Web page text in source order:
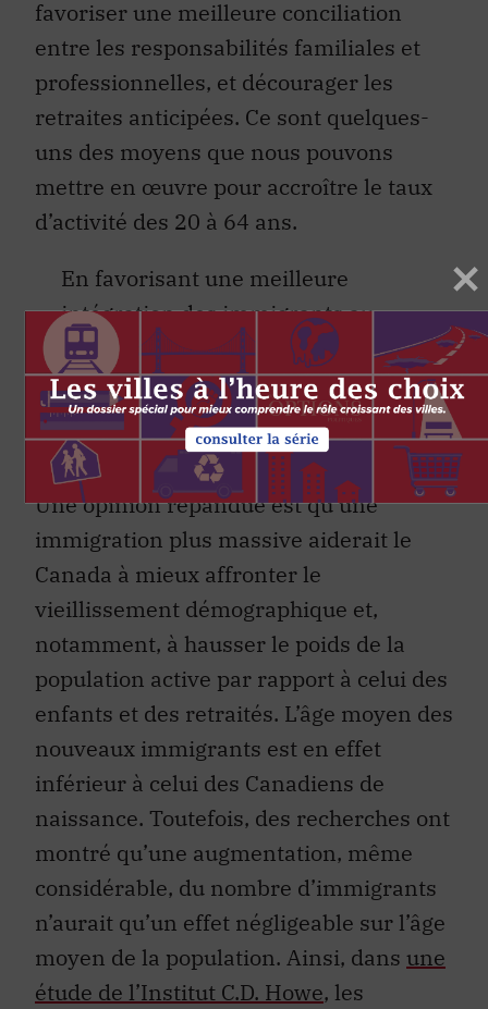
favoriser une meilleure conciliation
entre les responsabilités familiales et
professionnelles, et décourager les
retraites anticipées. Ce sont quelques-
uns des moyens que nous pouvons
mettre en œuvre pour accroître le taux
d’activité des 20 à 64 ans.
En favorisant une meilleure
intégration des immigrants au
marché du travail, nous
pourrions faire progresser la
productivité de notre économie et
le bien-être collectif.
Une opinion répandue est qu’une
immigration plus massive aiderait le
Canada à mieux affronter le
vieillissement démographique et,
notamment, à hausser le poids de la
population active par rapport à celui des
enfants et des retraités. L’âge moyen des
nouveaux immigrants est en effet
inférieur à celui des Canadiens de
naissance. Toutefois, des recherches ont
montré qu’une augmentation, même
considérable, du nombre d’immigrants
n’aurait qu’un effet négligeable sur l’âge
moyen de la population. Ainsi, dans une
étude de l’Institut C.D. Howe, les